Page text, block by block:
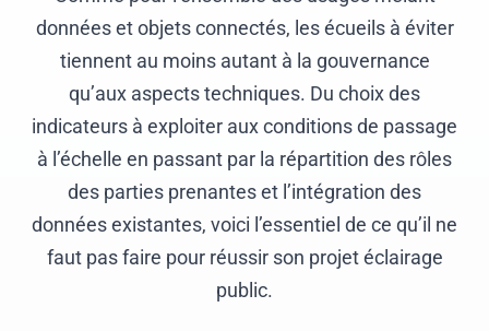
données et objets connectés, les écueils à éviter
tiennent au moins autant à la gouvernance
qu’aux aspects techniques. Du choix des
indicateurs à exploiter aux conditions de passage
à l’échelle en passant par la répartition des rôles
des parties prenantes et l’intégration des
données existantes, voici l’essentiel de ce qu’il ne
faut pas faire pour réussir son projet éclairage
public.